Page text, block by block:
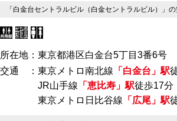
「白金台セントラルビル（白金セントラルビル）」
所在地：東京都港区白金台5丁目3番6号
交通 ：東京メトロ南北線 「白金台」駅
JR山手線 「恵比寿」駅徒歩17分
東京メトロ日比谷線 「広尾」駅